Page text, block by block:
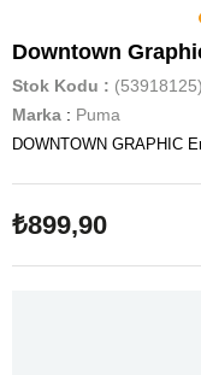
Downtown
Stok Kodu
(53918125)
Marka : Puma
DOWNTOWN GRAPHIC
₺899,90